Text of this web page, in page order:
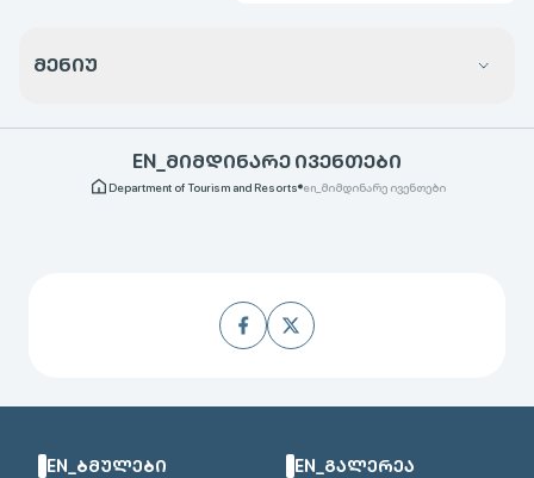
ᲛᲔᲜᲘᲣ
EN_ᲛᲘᲛᲓᲘᲜᲐᲠᲔ ᲘᲕᲔᲜᲗᲔᲑᲘ
Department of Tourism and Resorts en_მიმდინარე ივენთები
EN_ᲑᲛᲣᲚᲔᲑᲘ EN_ᲒᲐᲚᲔᲠᲔᲐ